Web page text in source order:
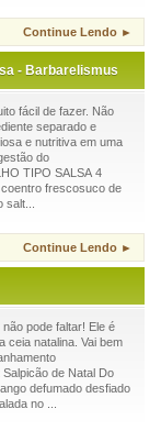
Continue Lendo ►
- Barbarelismus
fácil de fazer. Não
separado e
e nutritiva em uma
do
TIPO SALSA 4
frescosuco de
Continue Lendo ►
pode faltar! Ele é
ceia natalina. Vai bem
de Natal Do
defumado desfiado
no ...